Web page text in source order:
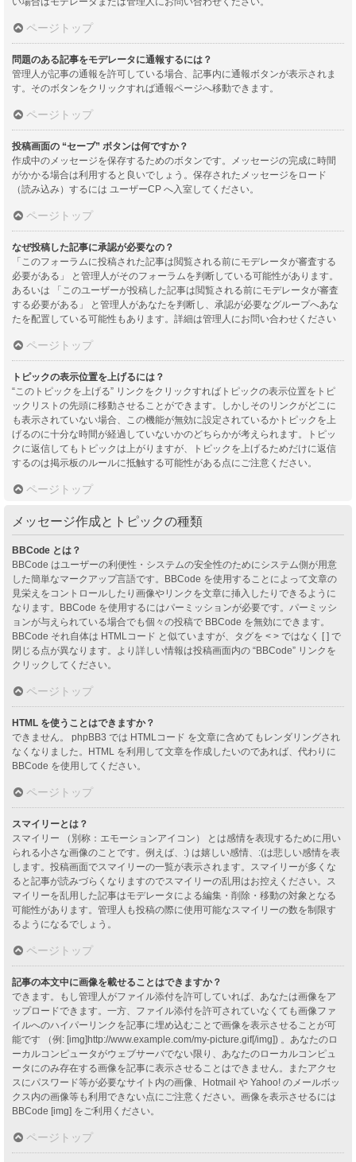
ページトップ
問題のある記事をモデレータに通報するには？
管理人が記事の通報を許可している場合、記事内に通報ボタンが表示されま
す。そのボタンをクリックすれば通報ページへ移動できます。
ページトップ
投稿画面の “セーブ” ボタンは何ですか？
作成中のメッセージを保存するためのボタンです。メッセージの完成に時間
がかかる場合は利用すると良いでしょう。保存されたメッセージをロード
（読み込み）するには ユーザーCP へ入室してください。
ページトップ
なぜ投稿した記事に承認が必要なの？
「このフォーラムに投稿された記事は閲覧される前にモデレータが審査する
必要がある」 と管理人がそのフォーラムを判断している可能性があります。
あるいは 「このユーザーが投稿した記事は閲覧される前にモデレータが審査
する必要がある」 と管理人があなたを判断し、承認が必要なグループへあな
たを配置している可能性もあります。詳細は管理人にお問い合わせください
ページトップ
トピックの表示位置を上げるには？
“このトピックを上げる” リンクをクリックすればトピックの表示位置をトピ
ックリストの先頭に移動させることができます。しかしそのリンクがどこに
も表示されていない場合、この機能が無効に設定されているかトピックを上
げるのに十分な時間が経過していないかのどちらかが考えられます。トピッ
クに返信してもトピックは上がりますが、トピックを上げるためだけに返信
するのは掲示板のルールに抵触する可能性がある点にご注意ください。
ページトップ
メッセージ作成とトピックの種類
BBCode とは？
BBCode はユーザーの利便性・システムの安全性のためにシステム側が用意
した簡単なマークアップ言語です。BBCode を使用することによって文章の
見栄えをコントロールしたり画像やリンクを文章に挿入したりできるように
なります。BBCode を使用するにはパーミッションが必要です。パーミッシ
ョンが与えられている場合でも個々の投稿で BBCode を無効にできます。
BBCode それ自体は HTMLコード と似ていますが、タグを < > ではなく [ ] で
閉じる点が異なります。より詳しい情報は投稿画面内の “BBCode” リンクを
クリックしてください。
ページトップ
HTML を使うことはできますか？
できません。 phpBB3 では HTMLコード を文章に含めてもレンダリングされ
なくなりました。HTML を利用して文章を作成したいのであれば、代わりに
BBCode を使用してください。
ページトップ
スマイリーとは？
スマイリー （別称：エモーションアイコン） とは感情を表現するために用い
られる小さな画像のことです。例えば、:) は嬉しい感情、:(は悲しい感情を表
します。投稿画面でスマイリーの一覧が表示されます。スマイリーが多くな
ると記事が読みづらくなりますのでスマイリーの乱用はお控えください。ス
マイリーを乱用した記事はモデレータによる編集・削除・移動の対象となる
可能性があります。管理人も投稿の際に使用可能なスマイリーの数を制限す
るようになるでしょう。
ページトップ
記事の本文中に画像を載せることはできますか？
できます。もし管理人がファイル添付を許可していれば、あなたは画像をア
ップロードできます。一方、ファイル添付を許可されていなくても画像ファ
イルへのハイパーリンクを記事に埋め込むことで画像を表示させることが可
能です （例: [img]http://www.example.com/my-picture.gif[/img]) 。あなたのロ
ーカルコンピュータがウェブサーバでない限り、あなたのローカルコンピュ
ータにのみ存在する画像を記事に表示させることはできません。またアクセ
スにパスワード等が必要なサイト内の画像、Hotmail や Yahoo! のメールボッ
クス内の画像等も利用できない点にご注意ください。画像を表示させるには
BBCode [img] をご利用ください。
ページトップ